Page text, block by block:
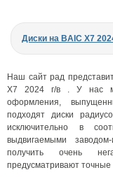
Диски на BAIC X7
Наш сайт рад
X7 2024 г/в . У нас
оформления,
подходят диски
исключительно в
выдвигаемыми
получить очень
предусматривают точные